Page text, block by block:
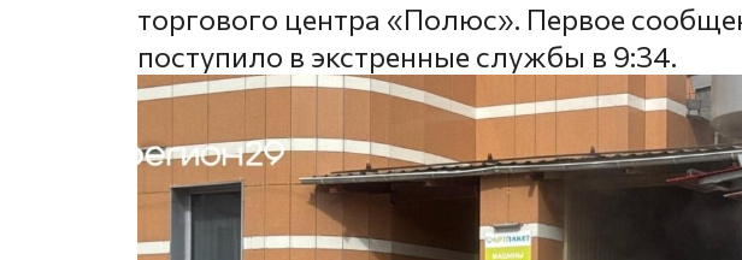
торгового центра «Полюс». Первое
поступило в экстренные службы в 9:34.